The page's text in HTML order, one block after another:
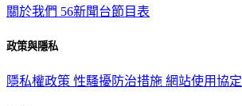
關於我們 56新聞台節目表
政策與隱私
隱私權政策 性騷擾防治措施 網站使用協定